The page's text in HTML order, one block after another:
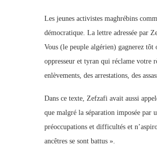
Les jeunes activistes maghrébins
démocratique. La lettre adressée par
Vous (le peuple algérien) gagnerez
oppresseur et tyran qui réclame votre
enlèvements, des arrestations, des
Dans ce texte, Zefzafi avait aussi
que malgré la séparation imposée par
préoccupations et difficultés et
ancêtres se sont battus ».